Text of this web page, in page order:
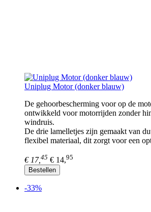
Uniplug Motor (donker blauw)
De gehoorbescherming voor op de
ontwikkeld voor motorrijden zonder
windruis.
De drie lamelletjes zijn gemaakt van
flexibel materiaal, dit zorgt voor een
€ 17, 45 € 14,95
Bestellen
-33%